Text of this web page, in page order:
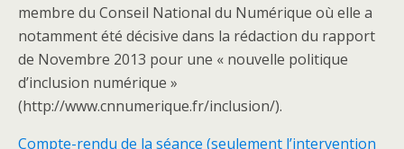
membre du Conseil National du Numérique où elle a
notamment été décisive dans la rédaction du rapport
de Novembre 2013 pour une « nouvelle politique
d’inclusion numérique »
(http://www.cnnumerique.fr/inclusion/).
Compte-rendu de la séance (seulement l’intervention